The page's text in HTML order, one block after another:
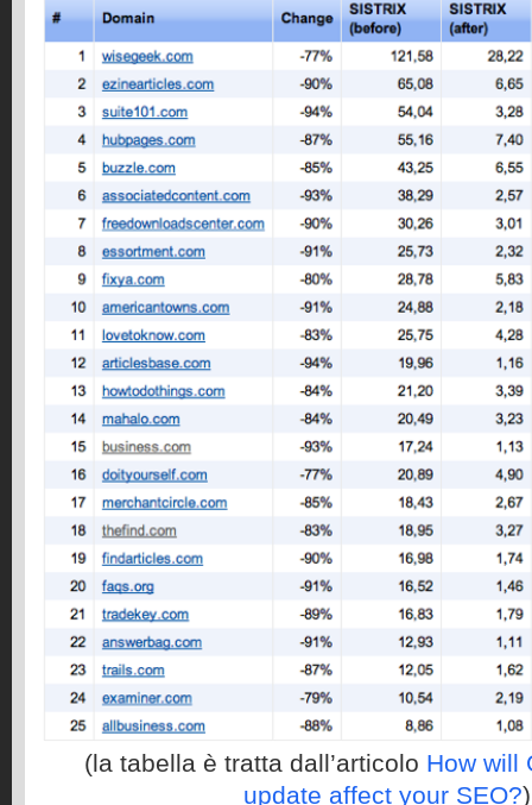
(la tabella è tratta dall’articolo How will
update affect your SEO?)